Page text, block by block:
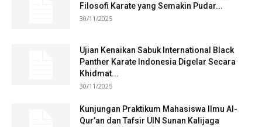
Filosofi Karate yang Semakin Pudar...
30/11/2025
Ujian Kenaikan Sabuk International Black
Panther Karate Indonesia Digelar Secara
Khidmat...
30/11/2025
Kunjungan Praktikum Mahasiswa Ilmu Al-
Qur’an dan Tafsir UIN Sunan Kalijaga